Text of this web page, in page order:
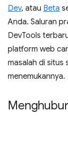
Dev, atau Beta
Anda. Saluran
DevTools
platform web
masalah di situs
menemukannya.